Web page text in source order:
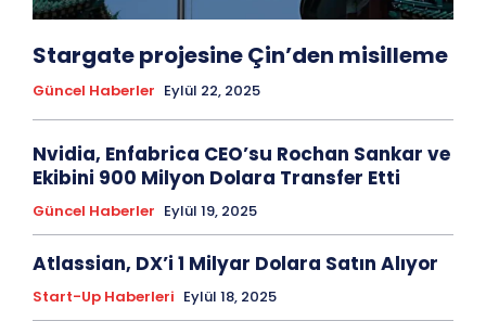
Stargate projesine Çin’den misilleme
Güncel Haberler Eylül 22, 2025
Nvidia, Enfabrica CEO’su Rochan Sankar ve
Ekibini 900 Milyon Dolara Transfer Etti
Güncel Haberler Eylül 19, 2025
Atlassian, DX’i 1 Milyar Dolara Satın Alıyor
Start-Up Haberleri Eylül 18, 2025